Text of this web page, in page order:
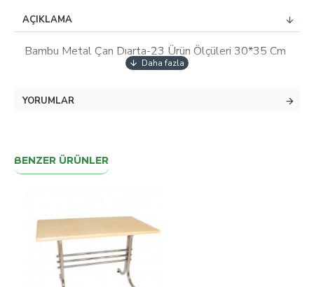
AÇIKLAMA
Bambu Metal Çan Dıarta-23 Ürün Ölçüleri 30*35 Cm
YORUMLAR
BENZER ÜRÜNLER